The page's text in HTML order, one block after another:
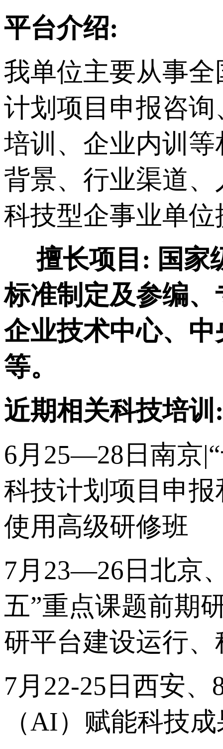
平台介绍:
我单位主要从事全
计划项目申报咨
培训、企业内训
背景、行业渠道
科技型企事业单
擅长项目: 国家
标准制定及参编
企业技术中心、
等。
近期相关科技培训
6月25—28日南京
科技计划项目申
使用高级研修班
7月23—26日北京
五”重点课题前期
研平台建设运行
7月22-25日西安
（AI）赋能科技